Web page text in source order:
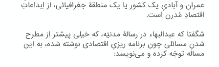
عمران و آبادیِ یک کشور یا یک منطقۀ جغرافیائی، از اِبداعاتِ
اقتصادِ مُدرن است.
شگفتا که عبدالبهاء در رسالۀ مدنیّه، که خیلی پیشتر از مطرح
شدنِ مسائلی چون برنامه ریزیِ اقتصادی نوشته شده، به این
مساله توجّه کرده و می‌نویسد: